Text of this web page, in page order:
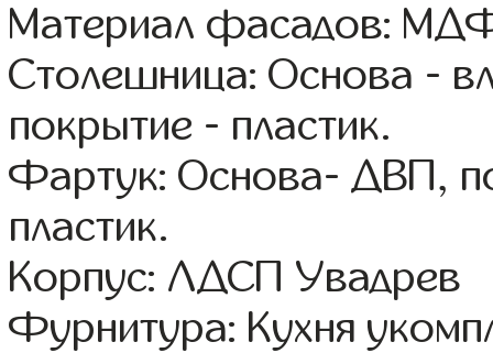
Материал фасадов:
Столешница: Основа -
покрытие - пластик.
Фартук: Основа- ДВП,
пластик.
Корпус: ЛДСП Увадрев
Фурнитура: Кухня